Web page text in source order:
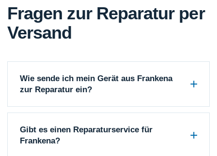
Fragen zur Reparatur per
Versand
Wie sende ich mein Gerät aus Frankena
zur Reparatur ein?
Gibt es einen Reparaturservice für
Frankena?